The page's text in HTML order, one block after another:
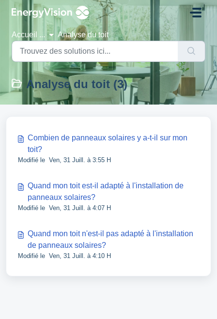
Passer au contenu principal
Accueil ... Analyse du toit
Analyse du toit (3)
Combien de panneaux solaires y a-t-il sur mon
toit?
Modifié le Ven, 31 Juill. à 3:55 H
Quand mon toit est-il adapté à l'installation de
panneaux solaires?
Modifié le Ven, 31 Juill. à 4:07 H
Quand mon toit n'est-il pas adapté à l'installation
de panneaux solaires?
Modifié le Ven, 31 Juill. à 4:10 H